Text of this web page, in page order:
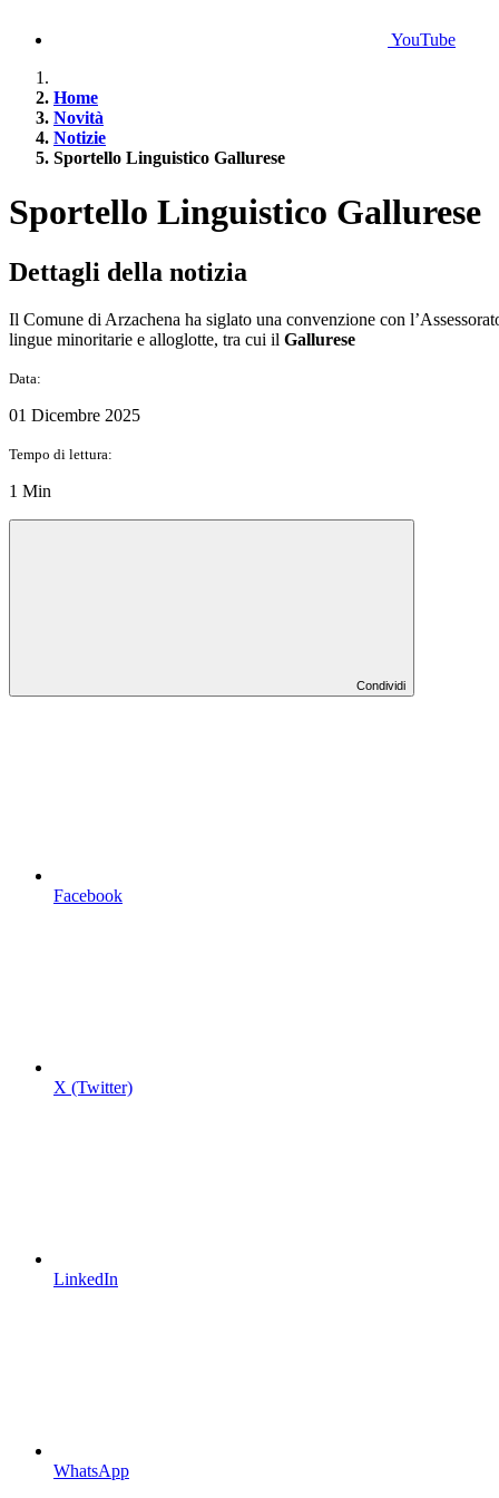
YouTube
Home
Novità
Notizie
Sportello Linguistico Gallurese
Sportello Linguistico Gallurese
Dettagli della notizia
Il Comune di Arzachena ha siglato una convenzione con
lingue minoritarie e alloglotte, tra cui il Gallurese
Data:
01 Dicembre 2025
Tempo di lettura:
1 Min
Condividi
Facebook
X (Twitter)
LinkedIn
WhatsApp